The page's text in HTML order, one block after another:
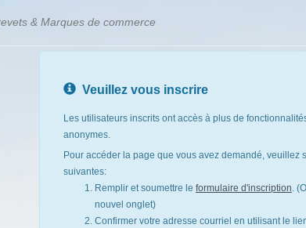
& Marques de commerce
Veuillez vous inscrire
Les utilisateurs inscrits ont accès à plus de
anonymes.
Pour accéder la page que vous avez demandé, veuillez
suivantes:
Remplir et soumettre le formulaire d'inscription.
nouvel onglet)
Confirmer votre adresse courriel en utilisant le